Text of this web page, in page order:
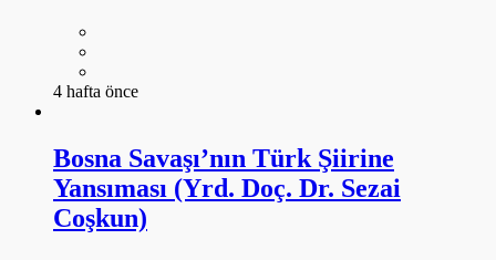
4 hafta önce
Bosna Savaşı’nın Türk Şiirine
Yansıması (Yrd. Doç. Dr. Sezai
Coşkun)